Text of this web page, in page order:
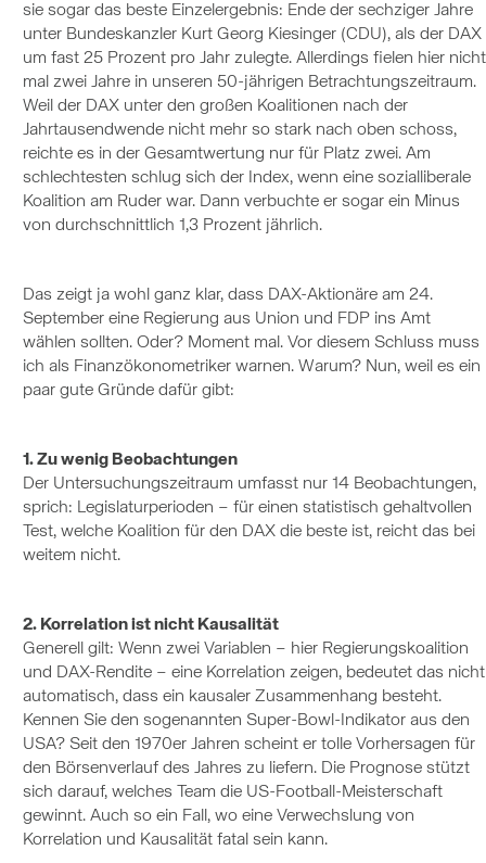
sie sogar das beste Einzelergebnis: Ende der sechziger Jahre
unter Bundeskanzler Kurt Georg Kiesinger (CDU), als der DAX
um fast 25 Prozent pro Jahr zulegte. Allerdings fielen hier nicht
mal zwei Jahre in unseren 50-jährigen Betrachtungszeitraum.
Weil der DAX unter den großen Koalitionen nach der
Jahrtausendwende nicht mehr so stark nach oben schoss,
reichte es in der Gesamtwertung nur für Platz zwei. Am
schlechtesten schlug sich der Index, wenn eine sozialliberale
Koalition am Ruder war. Dann verbuchte er sogar ein Minus
von durchschnittlich 1,3 Prozent jährlich.
Das zeigt ja wohl ganz klar, dass DAX-Aktionäre am 24.
September eine Regierung aus Union und FDP ins Amt
wählen sollten. Oder? Moment mal. Vor diesem Schluss muss
ich als Finanzökonometriker warnen. Warum? Nun, weil es ein
paar gute Gründe dafür gibt:
1. Zu wenig Beobachtungen
Der Untersuchungszeitraum umfasst nur 14 Beobachtungen,
sprich: Legislaturperioden – für einen statistisch gehaltvollen
Test, welche Koalition für den DAX die beste ist, reicht das bei
weitem nicht.
2. Korrelation ist nicht Kausalität
Generell gilt: Wenn zwei Variablen – hier Regierungskoalition
und DAX-Rendite – eine Korrelation zeigen, bedeutet das nicht
automatisch, dass ein kausaler Zusammenhang besteht.
Kennen Sie den sogenannten Super-Bowl-Indikator aus den
USA? Seit den 1970er Jahren scheint er tolle Vorhersagen für
den Börsenverlauf des Jahres zu liefern. Die Prognose stützt
sich darauf, welches Team die US-Football-Meisterschaft
gewinnt. Auch so ein Fall, wo eine Verwechslung von
Korrelation und Kausalität fatal sein kann.